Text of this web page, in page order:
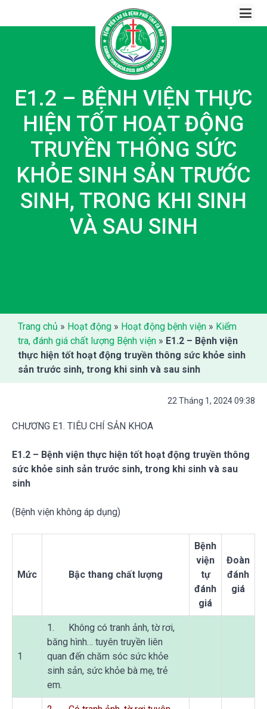
E1.2 – BỆNH VIỆN THỰC
HIỆN TỐT HOẠT ĐỘNG
TRUYỀN THÔNG SỨC
KHỎE SINH SẢN TRƯỚC
SINH, TRONG KHI SINH
VÀ SAU SINH
Trang chủ » Hoạt động » Hoạt động bệnh viện » Kiểm
tra, đánh giá chất lượng Bệnh viện » E1.2 – Bệnh viện
thực hiện tốt hoạt động truyền thông sức khỏe sinh
sản trước sinh, trong khi sinh và sau sinh
22 Tháng 1, 2024 09:38
CHƯƠNG E1. TIÊU CHÍ SẢN KHOA
E1.2 – Bệnh viện thực hiện tốt hoạt động truyền thông
sức khỏe sinh sản trước sinh, trong khi sinh và sau
sinh
(Bệnh viện không áp dụng)
Mức Bậc thang chất lượng
Bệnh
viện
tự
đánh
giá
Đoàn
đánh
giá
1
1. Không có tranh ảnh, tờ rơi,
băng hình… tuyên truyền liên
quan đến chăm sóc sức khỏe
sinh sản, sức khỏe bà mẹ, trẻ
em.